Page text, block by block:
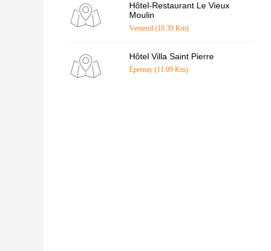
Hôtel-Restaurant Le Vieux
Moulin
Verneuil (10.39 Km)
Hôtel Villa Saint Pierre
Épernay (11.09 Km)